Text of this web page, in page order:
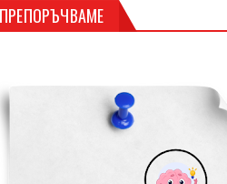
ПРЕПОРЪЧВАМЕ